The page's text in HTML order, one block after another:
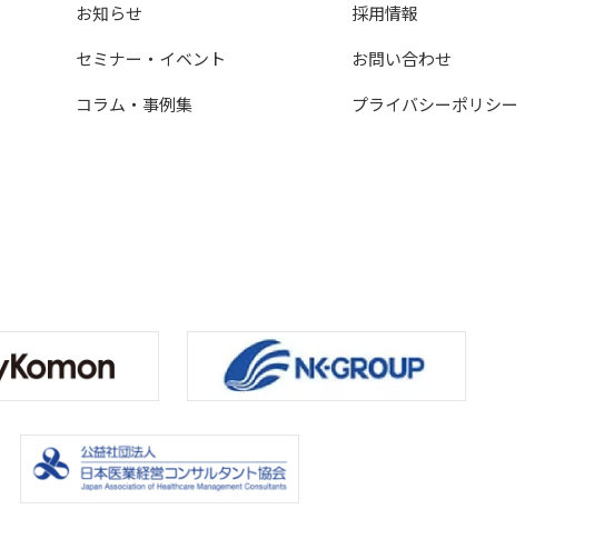
お知らせ
セミナー・イベント
コラム・事例集
採用情報
お問い合わせ
プライバシーポリシー